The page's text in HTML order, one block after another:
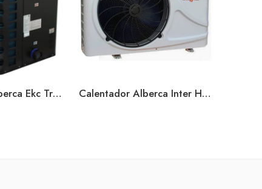
Calentador Alberca Ekc True Inverter 110 Kbtus Solo Calor Calentador Alberca Inter Heat Sencilla